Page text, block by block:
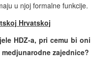
u njoj formalne funkcije.
Hrvatskoj
HDZ-a, pri cemu bi
zajednice?